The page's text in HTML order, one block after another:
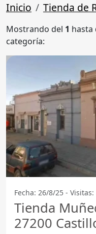
Inicio Tienda de
Mostrando del 1 hasta
categoría:
Fecha: 26/8/25 - Visitas:
Tienda
27200